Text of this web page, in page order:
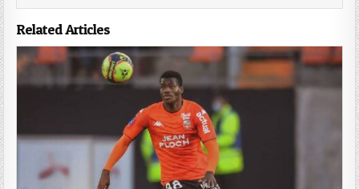
Related Articles